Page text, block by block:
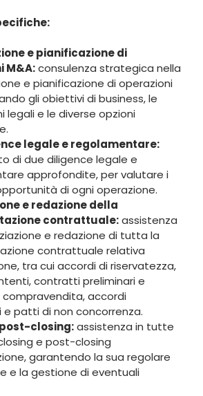
e pianificazione di
M&A:consulenza strategica nella
e pianificazione di operazioni
gli obiettivi di business, le
legali e le diverse opzioni
legale e regolamentare:
di due diligence legale e
approfondite, per valutare i
di ogni operazione.
e redazione della
contrattuale:assistenza
e redazione di tutta la
contrattuale relativa
tra cui accordi di riservatezza,
contratti preliminari e
compravendita, accordi
e patti di non concorrenza.
closing:assistenza in tutte
e post-closing
garantendo la sua regolare
e la gestione di eventuali